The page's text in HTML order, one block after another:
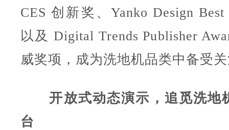
CES 创新奖、Yanko Design
以及 Digital Trends Publisher
威奖项，成为洗地机品类中备受
开放式动态演示，追觅洗地
台